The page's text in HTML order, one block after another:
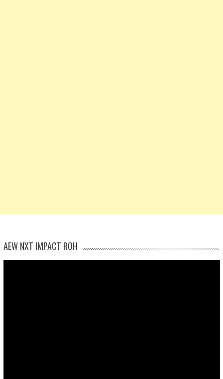
AEW NXT IMPACT ROH